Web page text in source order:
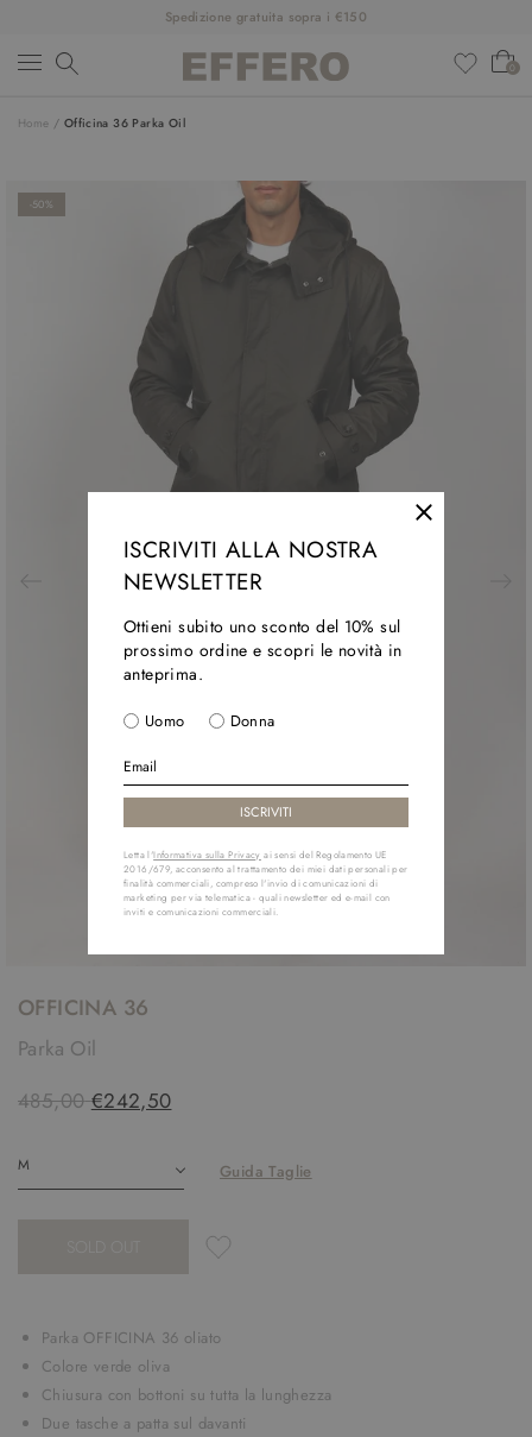
Spedizione gratuita sopra i €150
0
ABBIGLIAMENTO
ISCRIVITI ALLA NOSTRA
NEWSLETTER
Ottieni subito uno sconto del 10% sul
prossimo ordine e scopri le novità in
anteprima.
Uomo Donna
Letta l'Informativa sulla Privacy ai sensi del Regolamento UE
2016/679, acconsento al trattamento dei miei dati personali per
finalità commerciali, compreso l'invio di comunicazioni di
marketing per via telematica - quali newsletter ed e-mail con
inviti e comunicazioni commerciali.
Home / Officina 36 Parka Oil
-50%
OFFICINA 36
Parka Oil
485,00 €242,50
Guida Taglie
Parka OFFICINA 36 oliato
Colore verde oliva
Chiusura con bottoni su tutta la lunghezza
Due tasche a patta sul davanti